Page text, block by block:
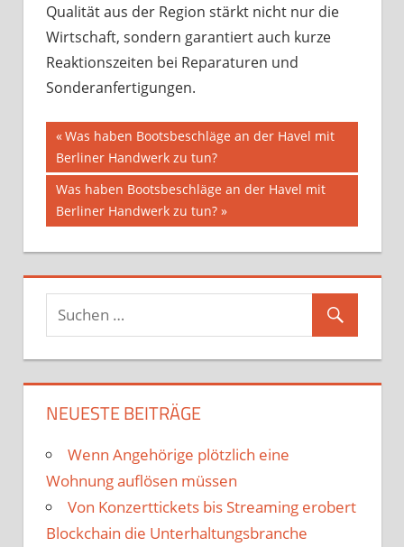
Qualität aus der Region stärkt nicht nur die
Wirtschaft, sondern garantiert auch kurze
Reaktionszeiten bei Reparaturen und
Sonderanfertigungen.
Beitragsnavigation
Vorheriger
Beitrag:
Was haben Bootsbeschläge an der Havel mit
Berliner Handwerk zu tun?
Nächster
Beitrag:
Was haben Bootsbeschläge an der Havel mit
Berliner Handwerk zu tun?
NEUESTE BEITRÄGE
Wenn Angehörige plötzlich eine
Wohnung auflösen müssen
Von Konzerttickets bis Streaming erobert
Blockchain die Unterhaltungsbranche